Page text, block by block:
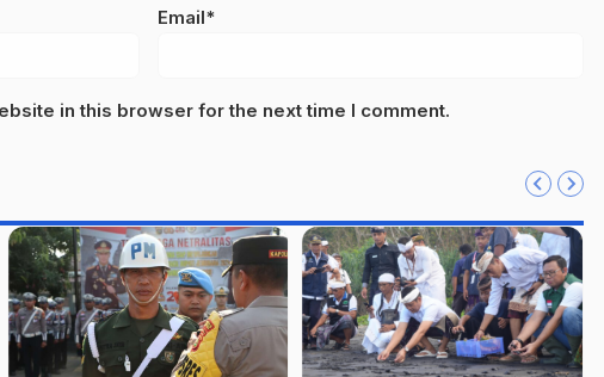
Email*
in this browser for the next time I comment.